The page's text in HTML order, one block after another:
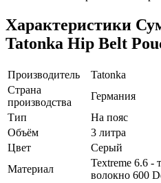
Характеристики
Tatonka Hip Belt
Производитель
Tatonka
Страна
производства
Германия
Тип
На пояс
Объём
3 литра
Цвет
Серый
Материал
Textreme 6.6 -
волокно 600